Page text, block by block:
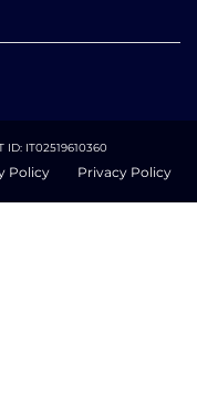
IT02519610360
Policy Privacy Policy